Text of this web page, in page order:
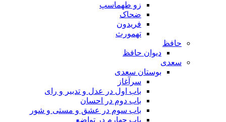
زو طهماسپ‏
ضحاک
فریدون
تهمورث
حافظ
دیوان حافظ
سعدی
بوستان سعدی
سرآغاز
باب اول در عدل و تدبیر و رای
باب دوم در احسان
باب سوم در عشق و مستی و شور
باب چهارم در تواضع